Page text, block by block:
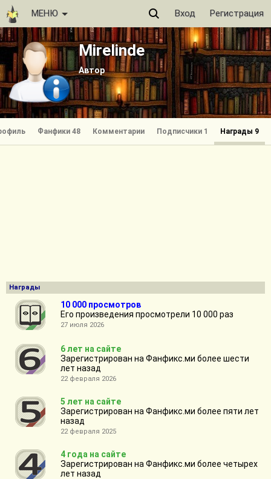
МЕНЮ Вход Регистрация
Mirelinde
Автор
Фанфики 48 Комментарии Подписчики 1 Награды 9
Награды
10 000 просмотров
Его произведения просмотрели 10 000 раз
27 июля 2026
6 лет на сайте
Зарегистрирован на Фанфикс.ми более шести
лет назад
22 февраля 2026
5 лет на сайте
Зарегистрирован на Фанфикс.ми более пяти лет
назад
22 февраля 2025
4 года на сайте
Зарегистрирован на Фанфикс.ми более четырех
лет назад